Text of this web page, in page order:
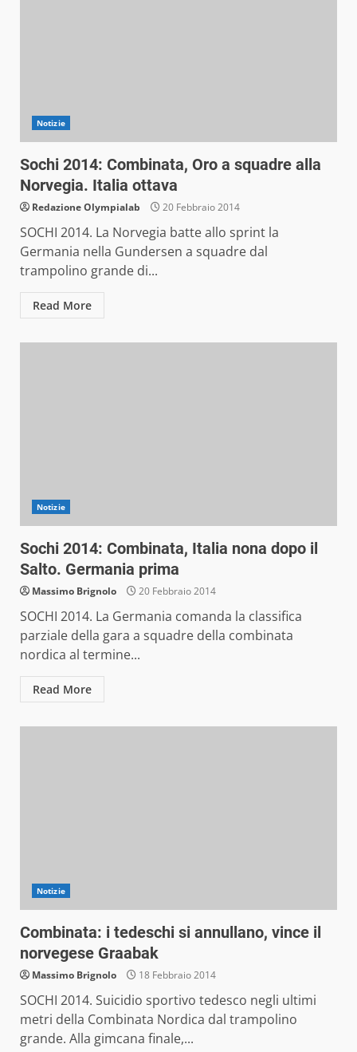
Notizie
Sochi 2014: Combinata, Oro a squadre alla
Norvegia. Italia ottava
Redazione Olympialab 20 Febbraio 2014
SOCHI 2014. La Norvegia batte allo sprint la
Germania nella Gundersen a squadre dal
trampolino grande di...
Read More
Notizie
Sochi 2014: Combinata, Italia nona dopo il
Salto. Germania prima
Massimo Brignolo 20 Febbraio 2014
SOCHI 2014. La Germania comanda la classifica
parziale della gara a squadre della combinata
nordica al termine...
Read More
Notizie
Combinata: i tedeschi si annullano, vince il
norvegese Graabak
Massimo Brignolo 18 Febbraio 2014
SOCHI 2014. Suicidio sportivo tedesco negli ultimi
metri della Combinata Nordica dal trampolino
grande. Alla gimcana finale,...